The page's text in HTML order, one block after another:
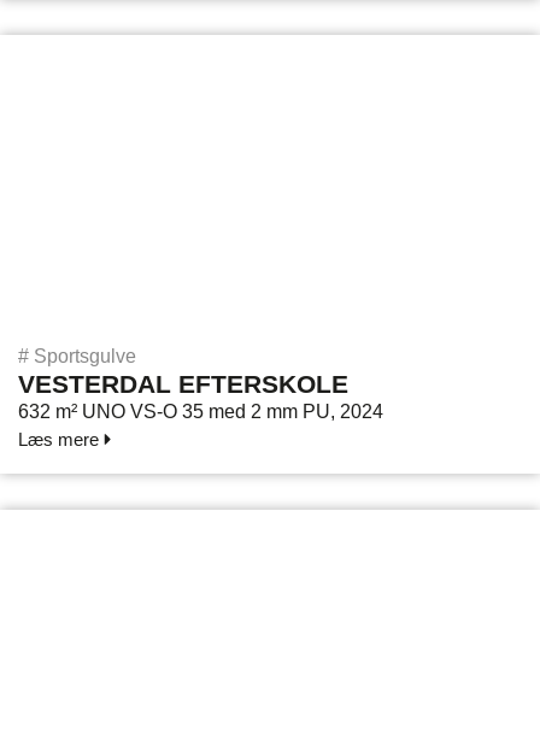
# Sportsgulve
VESTERDAL EFTERSKOLE
632 m² UNO VS-O 35 med 2 mm PU, 2024
Læs mere